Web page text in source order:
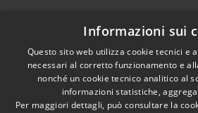
RSS
Accessibilità
Cookie
•
Informazioni sui
Questo sito web utilizza cookie tecnici e
necessari al corretto funzionamento e
nonché un cookie tecnico analitico al
informazioni statistiche,
Per maggiori dettagli, può consultare la